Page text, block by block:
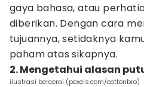
gaya bahasa, atau
diberikan. Dengan cara
tujuannya, setidaknya
paham atas sikapnya.
2. Mengetahui alasan
ilustrasi bercerai (pexels.com/cottonbro)